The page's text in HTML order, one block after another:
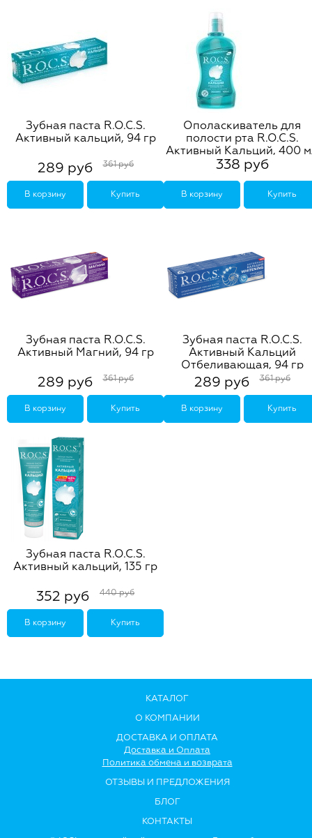
Зубная паста R.O.C.S.
Активный кальций, 94 гр
289 руб 361 руб
В корзину Купить
Ополаскиватель для
полости рта R.O.C.S.
Активный Кальций, 400
338 руб
В корзину Купить
Зубная паста R.O.C.S.
Активный Магний, 94 гр
289 руб 361 руб
В корзину Купить
Зубная паста R.O.C.S.
Активный Кальций
Отбеливающая, 94 гр
289 руб 361 руб
В корзину Купить
Зубная паста R.O.C.S.
Активный кальций, 135 гр
352 руб 440 руб
В корзину Купить
КАТАЛОГ
О КОМПАНИИ
ДОСТАВКА И ОПЛАТА
Доставка и Оплата
Политика обмена и возврата
ОТЗЫВЫ И ПРЕДЛОЖЕНИЯ
БЛОГ
КОНТАКТЫ